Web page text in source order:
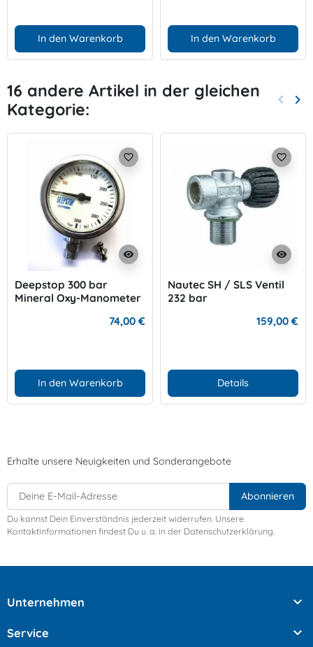
In den Warenkorb In den Warenkorb
16 andere Artikel in der gleichen
Kategorie:
Zurück
keyboard_arrow_left keyboard_arrow_right
visibility
favorite_border
Deepstop 300 bar
Mineral Oxy-Manometer
74,00 €
In den Warenkorb
visibility
favorite_border
Nautec SH / SLS Ventil
232 bar
159,00 €
Details
Erhalte unsere Neuigkeiten und Sonderangebote
Du kannst Dein Einverständnis jederzeit widerrufen. Unsere
Kontaktinformationen findest Du u. a. in der Datenschutzerklärung.
Unternehmen 
Service 